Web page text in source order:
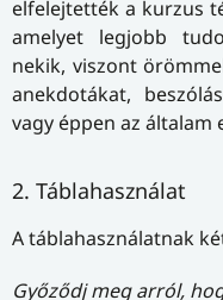
elfelejtették a kurzus
amelyet legjobb
nekik, viszont
anekdotákat,
vagy éppen az általam
2. Táblahasználat
A táblahasználatnak
Győződj meg arról,